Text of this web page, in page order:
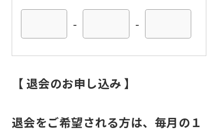
- -
【 退会のお申し込み 】
退会をご希望される方は、毎月の１
top
However,
if
use
automatic